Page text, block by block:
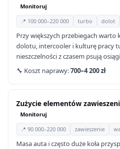
Monitoruj
📍 100 000–220 000
turbo dolot
Przy większych przebiegach
dolotu, intercooler i kulturę pracy
nieszczelności z czasem psują
🔧 Koszt naprawy:700–4 200 zł
Zużycie elementów
Monitoruj
📍 90 000–220 000
zawieszenie
Masa auta i często duże koła